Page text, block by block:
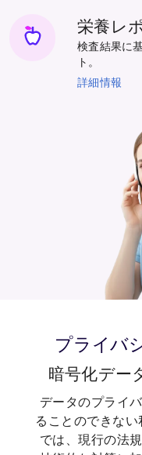
栄養レ
検査結果に
ト。
詳細情報
プライバ
暗号化デー
データのプライ
ることのできな
では、現行の法